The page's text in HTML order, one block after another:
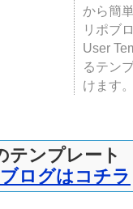
から簡
リポブ
User
るテン
けます
テンプレート
ログはコチラ